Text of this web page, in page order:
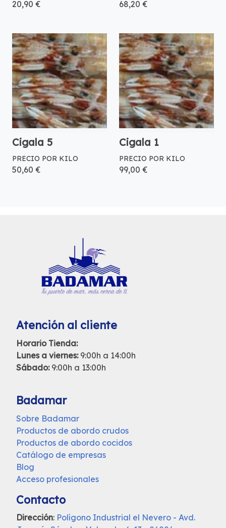
20,90 € 68,20 €
Cigala 5
PRECIO POR KILO
50,60 €
Cigala 1
PRECIO POR KILO
99,00 €
Atención al cliente
Horario Tienda:
Lunes a viernes:9:00h a 14:00h
Sábado: 9:00h a 13:00h
Badamar
Sobre Badamar
Productos de abordo crudos
Productos de abordo cocidos
Catálogo de empresas
Blog
Acceso profesionales
Contacto
Dirección: Polígono Industrial el Nevero - Avd.